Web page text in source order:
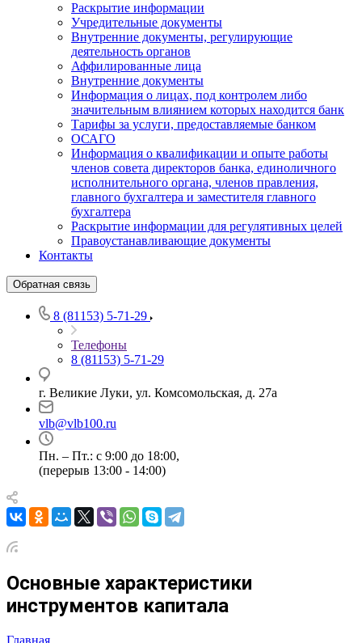
Раскрытие информации
Учредительные документы
Внутренние документы, регулирующие
деятельность органов
Аффилированные лица
Внутренние документы
Информация о лицах, под контролем либо
значительным влиянием которых находится банк
Тарифы за услуги, предоставляемые банком
ОСАГО
Информация о квалификации и опыте работы
членов совета директоров банка, единоличного
исполнительного органа, членов правления,
главного бухгалтера и заместителя главного
бухгалтера
Раскрытие информации для регулятивных целей
Правоустанавливающие документы
Контакты
Обратная связь
8 (81153) 5-71-29
Телефоны
8 (81153) 5-71-29
г. Великие Луки, ул. Комсомольская, д. 27а
vlb@vlb100.ru
Пн. – Пт.: с 9:00 до 18:00,
(перерыв 13:00 - 14:00)
Основные характеристики
инструментов капитала
Главная